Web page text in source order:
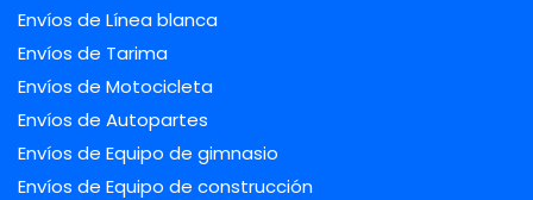
Envíos de Línea blanca
Envíos de Tarima
Envíos de Motocicleta
Envíos de Autopartes
Envíos de Equipo de gimnasio
Envíos de Equipo de construcción